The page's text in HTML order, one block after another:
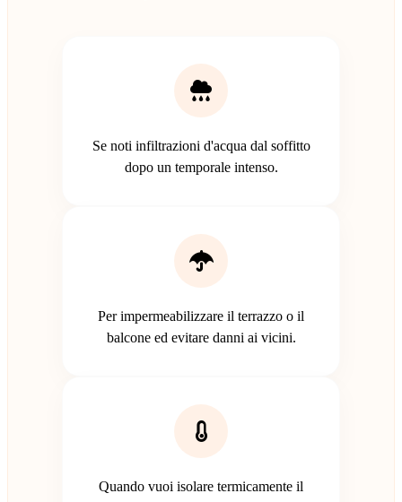
Se noti infiltrazioni d'acqua dal soffitto
dopo un temporale intenso.
Per impermeabilizzare il terrazzo o il
balcone ed evitare danni ai vicini.
Quando vuoi isolare termicamente il